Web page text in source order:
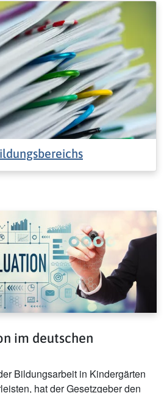
im deutschen
Bildungsarbeit in Kindergärten
hat der Gesetzgeber den